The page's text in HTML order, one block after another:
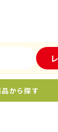
から探す